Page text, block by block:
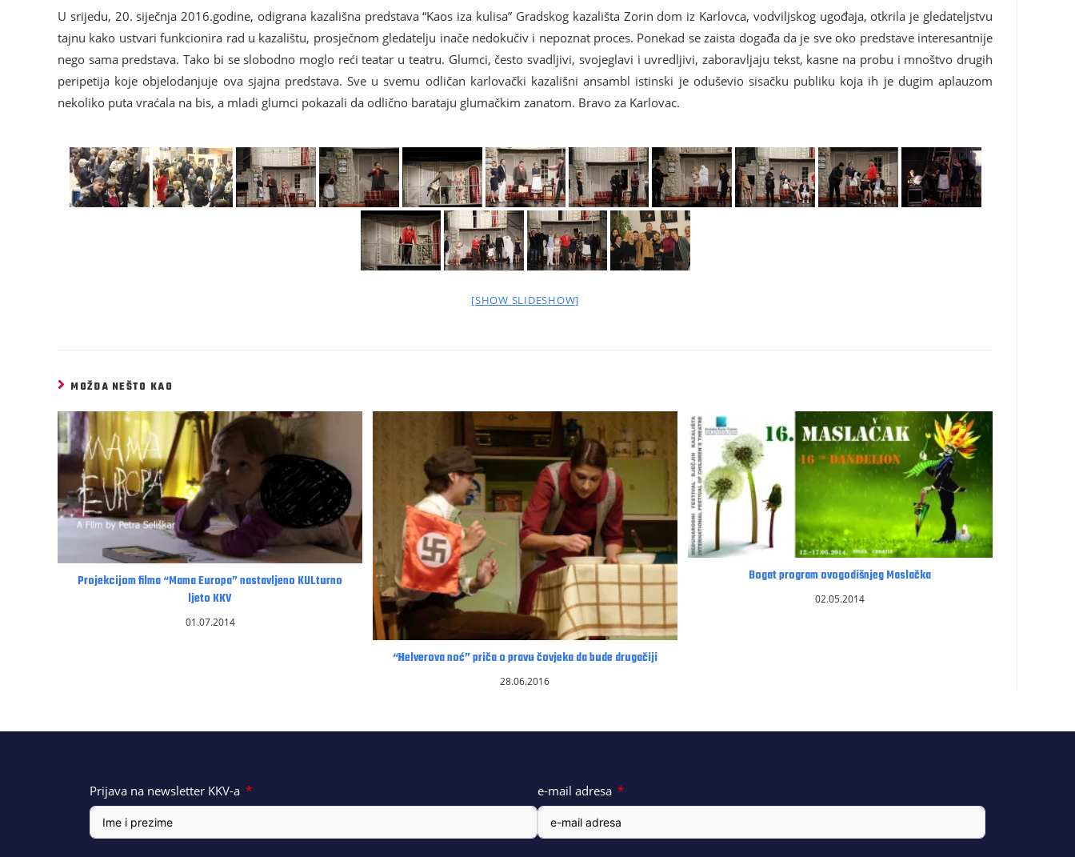
U srijedu, 20. siječnja 2016.godine, odigrana kazališna predstava “Kaos iza kulisa” Gradskog kazališta Zorin dom iz Karlovca, vodviljskog ugođaja, otkrila je gledateljstvu
tajnu kako ustvari funkcionira rad u kazalištu, prosječnom gledatelju inače nedokučiv i nepoznat proces. Ponekad se zaista događa da je sve oko predstave interesantnije
nego sama predstava. Tako bi se slobodno moglo reći teatar u teatru. Glumci, često svadljivi, svojeglavi i uvredljivi, zaboravljaju tekst, kasne na probu i mnoštvo drugih
peripetija koje objelodanjuje ova sjajna predstava. Sve u svemu odličan karlovački kazališni ansambl istinski je oduševio sisačku publiku koja ih je dugim aplauzom
nekoliko puta vraćala na bis, a mladi glumci pokazali da odlično barataju glumačkim zanatom. Bravo za Karlovac.
[SHOW SLIDESHOW]
MOŽDA NEŠTO KAO
Projekcijom filma “Mama Europa” nastavljeno KULturno
ljeto KKV
01.07.2014
“Helverova noć” priča o pravu čovjeka da bude drugačiji
28.06.2016
Bogat program ovogodišnjeg Maslačka
02.05.2014
Prijava na newsletter KKV-a e-mail adresa